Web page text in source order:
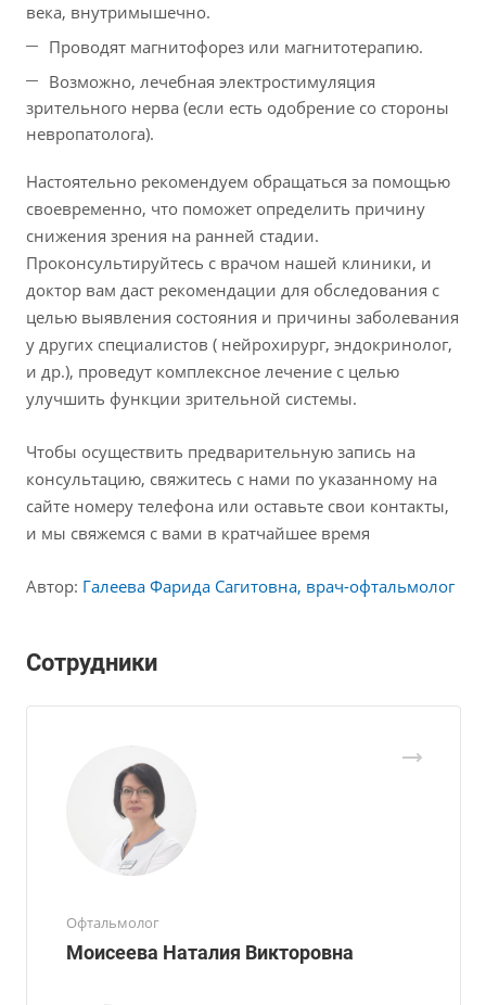
века, внутримышечно.
Проводят магнитофорез или магнитотерапию.
Возможно, лечебная электростимуляция
зрительного нерва (если есть одобрение со стороны
невропатолога).
Настоятельно рекомендуем обращаться за помощью
своевременно, что поможет определить причину
снижения зрения на ранней стадии.
Проконсультируйтесь с врачом нашей клиники, и
доктор вам даст рекомендации для обследования с
целью выявления состояния и причины заболевания
у других специалистов ( нейрохирург, эндокринолог,
и др.), проведут комплексное лечение с целью
улучшить функции зрительной системы.
Чтобы осуществить предварительную запись на
консультацию, свяжитесь с нами по указанному на
сайте номеру телефона или оставьте свои контакты,
и мы свяжемся с вами в кратчайшее время
Автор: Галеева Фарида Сагитовна, врач-офтальмолог
Сотрудники
Офтальмолог
Моисеева Наталия Викторовна